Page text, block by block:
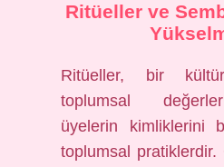
Ritüeller ve
Ritüeller, bir
toplumsal
üyelerin kimliklerini
toplumsal pratiklerdir.